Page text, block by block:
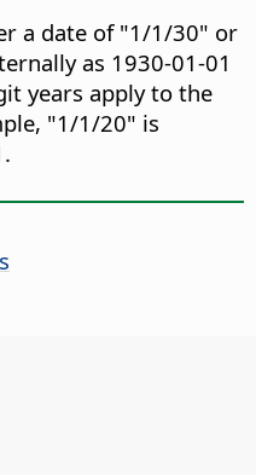
a date of "1/1/30" or
as 1930-01-01
years apply to the
"1/1/20" is